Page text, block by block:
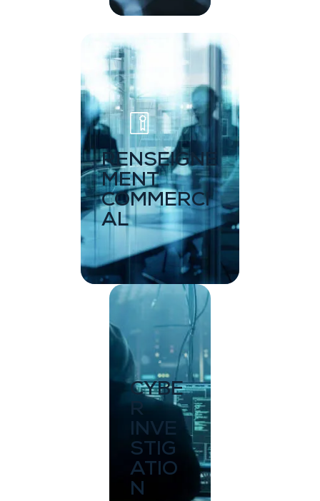
RENSEIGNE
MENT
COMMERCI
AL
CYBE
R
INVE
STIG
ATIO
N